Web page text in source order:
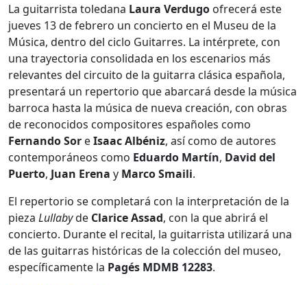
La guitarrista toledana Laura Verdugo ofrecerá este
jueves 13 de febrero un concierto en el Museu de la
Música, dentro del ciclo Guitarres. La intérprete, con
una trayectoria consolidada en los escenarios más
relevantes del circuito de la guitarra clásica española,
presentará un repertorio que abarcará desde la música
barroca hasta la música de nueva creación, con obras
de reconocidos compositores españoles como
Fernando Sor eIsaac Albéniz, así como de autores
contemporáneos como Eduardo Martín, David del
Puerto, Juan Erena y Marco Smaili.
El repertorio se completará con la interpretación de la
pieza Lullabyde Clarice Assad, con la que abrirá el
concierto. Durante el recital, la guitarrista utilizará una
de las guitarras históricas de la colección del museo,
específicamente la Pagés MDMB 12283.